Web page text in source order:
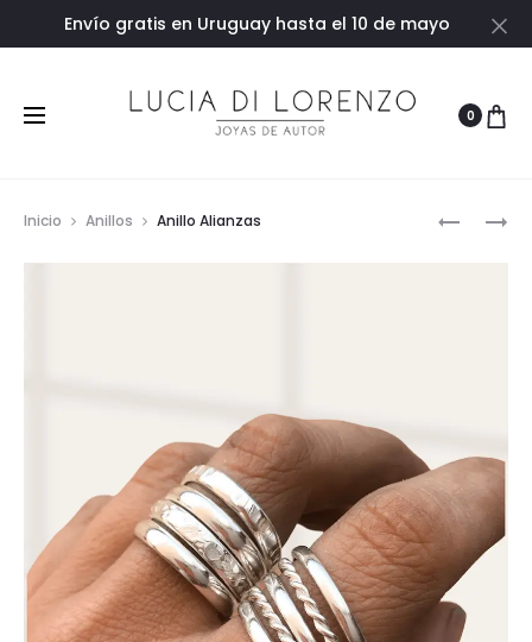
Envío gratis en Uruguay hasta el 10 de mayo
0
ANILLO
ALIANZAS
Inicio Anillos Anillo Alianzas